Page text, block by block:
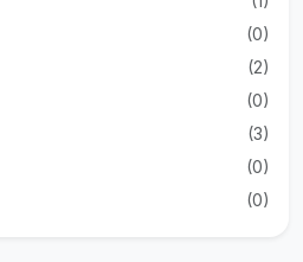
(0)
(2)
(0)
(3)
(0)
(0)